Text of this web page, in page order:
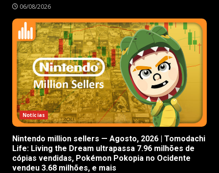
06/08/2026
Notícias
Nintendo million sellers — Agosto, 2026 | Tomodachi
Life: Living the Dream ultrapassa 7.96 milhões de
cópias vendidas, Pokémon Pokopia no Ocidente
vendeu 3.68 milhões, e mais